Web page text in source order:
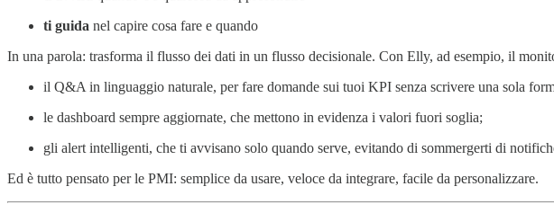
ti guida nel capire cosa fare e quando
In una parola: trasforma il flusso dei dati in un flusso decisionale. Con Elly, ad esempio, il
il Q&A in linguaggio naturale, per fare domande sui tuoi KPI senza scrivere una sola
le dashboard sempre aggiornate, che mettono in evidenza i valori fuori soglia;
gli alert intelligenti, che ti avvisano solo quando serve, evitando di sommergerti di
Ed è tutto pensato per le PMI: semplice da usare, veloce da integrare, facile da personalizzare.